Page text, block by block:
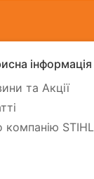
інформація
та Акції
компанію STIHL